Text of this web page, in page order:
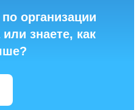
организации
знаете, как